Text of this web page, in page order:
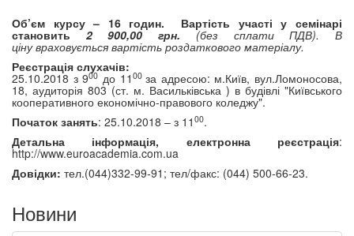
Об’єм курсу – 16 годин. Вартість участі у семінарі
становить 2900,00 грн. (без сплати ПДВ). В
ціну враховується вартість роздаткового матеріалу.
Реєстрація слухачів:
25.10.2018 з 900 до 1 1 00 за адресою: м.Київ, вул.Ломоносова,
18, аудиторія 803 (ст. м. Васильківська ) в будівлі "Київського
кооперативного економічно-правового коледжу".
Початок занять: 25.10.2018 – з 1 1 00.
Детальна інформація, електронна реєстрація:
http://www.euroacademia.com.ua
Довідки: тел.(044)332-99-91; тел/факс: (044) 500-66-23.
Новини